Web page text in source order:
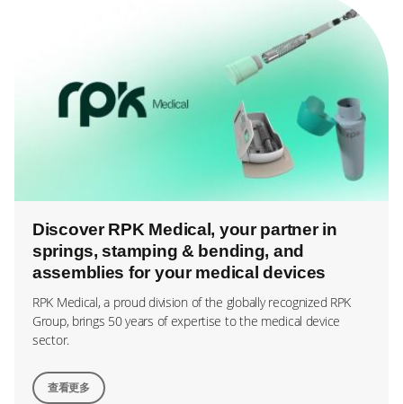
Discover RPK Medical, your partner in
springs, stamping & bending, and
assemblies for your medical devices
RPK Medical, a proud division of the globally recognized RPK
Group, brings 50 years of expertise to the medical device
sector.
查看更多